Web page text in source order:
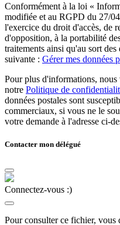
Conformément à la loi «
modifiée et au RGPD du 27/
l'exercice du droit d'accès, de
d'opposition, à la portabilité
traitements ainsi qu'au sort des
suivante : Gérer mes données
Pour plus d'informations,
notre Politique de
données postales sont
commerciaux, si vous ne le
votre demande à l'adresse ci-
Contacter mon délégué
Connectez-vous :)
Pour consulter ce fichier, vous